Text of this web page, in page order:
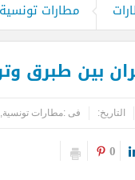
الأثرية والمتاحف المصرية
دبلوماسيين عرب.. أمين عام مركز
الخليجي يحذر : زيادة الكتلة
مطارات تونسية
بين طبرق
التاريخ: فى :مطارات تونسية,
0